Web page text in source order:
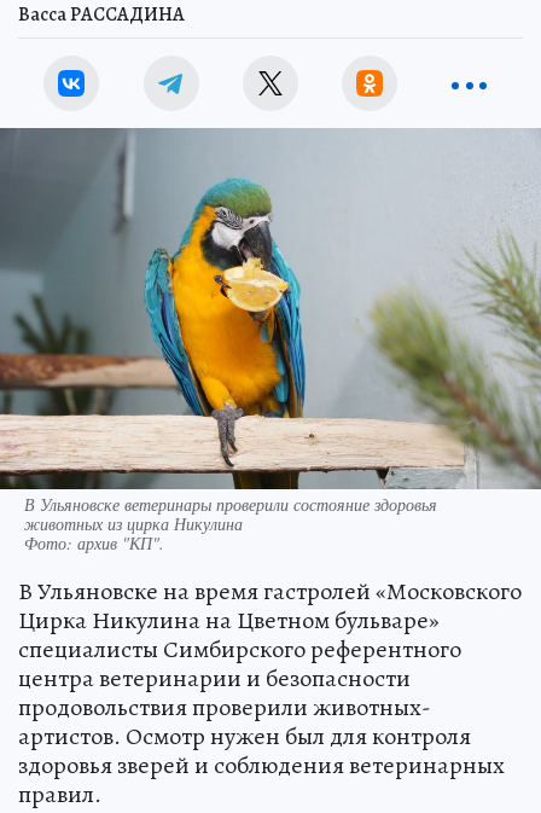
Васса РАССАДИНА
В Ульяновске ветеринары проверили состояние здоровья
животных из цирка Никулина
Фото: архив "КП".
В Ульяновске на время гастролей «Московского
Цирка Никулина на Цветном бульваре»
специалисты Симбирского референтного
центра ветеринарии и безопасности
продовольствия проверили животных-
артистов. Осмотр нужен был для контроля
здоровья зверей и соблюдения ветеринарных
правил.